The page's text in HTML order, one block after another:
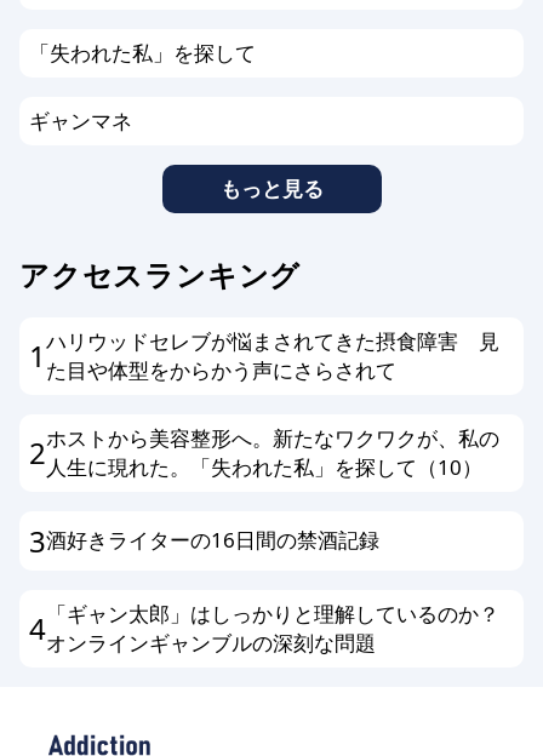
「失われた私」を探して
ギャンマネ
もっと見る
アクセスランキング
1 ハリウッドセレブが悩まされてきた摂食障害 見
た目や体型をからかう声にさらされて
2ホストから美容整形へ。新たなワクワクが、私の
人生に現れた。「失われた私」を探して（10）
3酒好きライターの16日間の禁酒記録
4 「ギャン太郎」はしっかりと理解しているのか？
オンラインギャンブルの深刻な問題